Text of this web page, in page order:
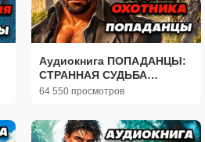
Аудиокнига ПОПАДАНЦЫ:
СТРАННАЯ СУДЬБА
ОХОТНИКА
64 550 просмотров